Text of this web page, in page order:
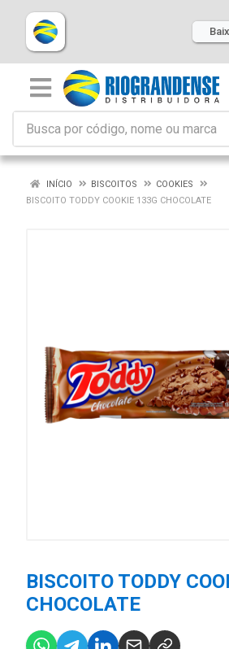
INÍCIO BISCOITOS
COOKIES
BISCOITO TODDY COOKIE 133G CHOCOLATE
BISCOITO TODDY
CHOCOLATE